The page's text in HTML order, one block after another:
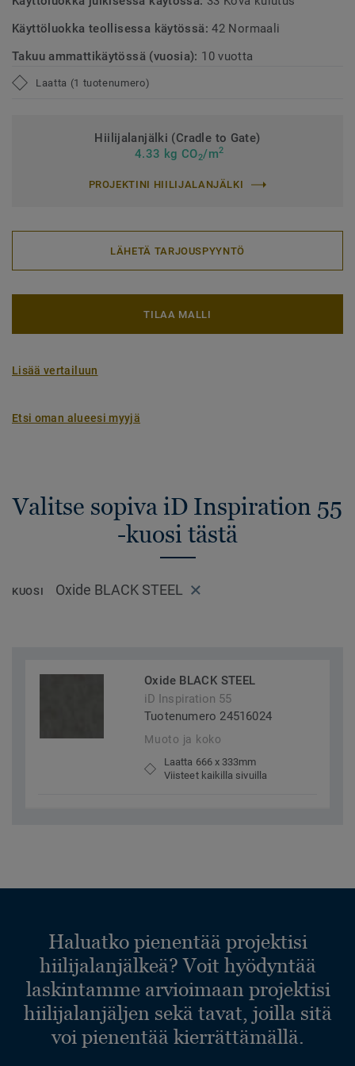
Käyttöluokka teollisessa käytössä:42 Normaali
Takuu ammattikäytössä (vuosia): 10 vuotta
Laatta (1 tuotenumero)
Hiilijalanjälki (Cradle to Gate)
4.33 kg CO2/m2
PROJEKTINI HIILIJALANJÄLKI
LÄHETÄ TARJOUSPYYNTÖ
TILAA MALLI
Lisää vertailuun
Etsi oman alueesi myyjä
Valitse sopiva iD Inspiration 55
-kuosi tästä
KUOSI Oxide BLACK STEEL
Oxide BLACK STEEL
iD Inspiration 55
Tuotenumero 24516024
Muoto ja koko
Laatta 666 x 333mm
Viisteet kaikilla sivuilla
Haluatko pienentää projektisi
hiilijalanjälkeä? Voit hyödyntää
laskintamme arvioimaan projektisi
hiilijalanjäljen sekä tavat, joilla sitä
voi pienentää kierrättämällä.